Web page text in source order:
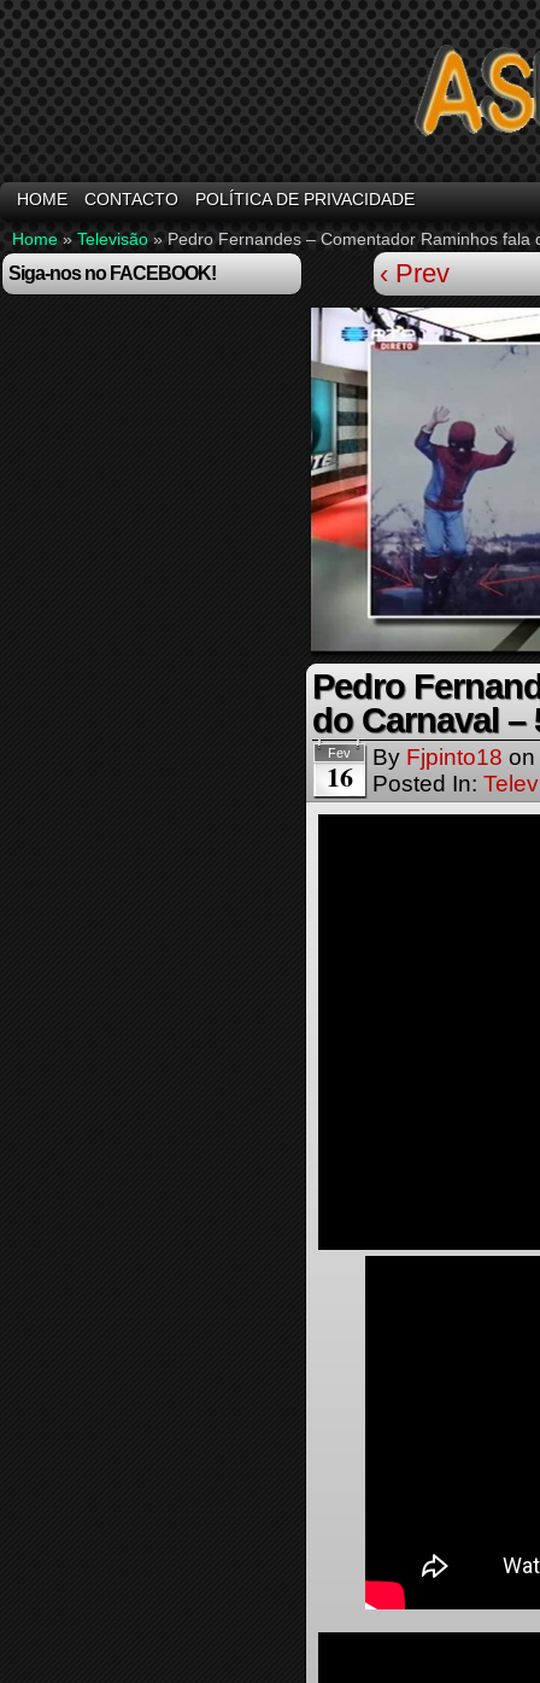
HOME CONTACTO POLÍTICA DE PRIVACIDADE
Home » Televisão » Pedro Fernandes – Comentador Raminhos
Siga-nos no FACEBOOK! ‹ Prev
Pedro
do Carnaval –
Fev
16 By Fjpinto18 on
Posted In: